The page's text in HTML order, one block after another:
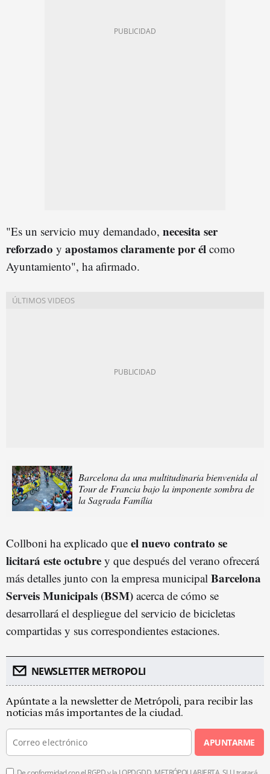
"Es un servicio muy demandado, necesita ser
reforzado y apostamos claramente por él como
Ayuntamiento", ha afirmado.
Barcelona da una multitudinaria bienvenida al
Tour de Francia bajo la imponente sombra de
la Sagrada Família
Collboni ha explicado que el nuevo contrato se
licitará este octubre y que después del verano ofrecerá
más detalles junto con la empresa municipal Barcelona
Serveis Municipals (BSM) acerca de cómo se
desarrollará el despliegue del servicio de bicicletas
compartidas y sus correspondientes estaciones.
NEWSLETTER METROPOLI
Apúntate a la newsletter de Metrópoli, para recibir las
noticias más importantes de la ciudad.
APUNTARME